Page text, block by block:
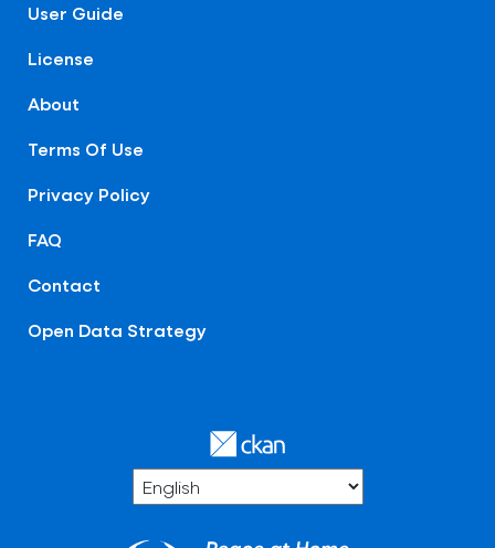
User Guide
License
About
Terms Of Use
Privacy Policy
FAQ
Contact
Open Data Strategy